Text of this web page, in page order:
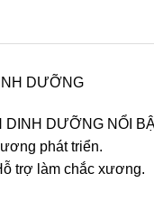
DƯỠNG
DINH DƯỠNG NỔI
phát triển.
trợ làm chắc xương.